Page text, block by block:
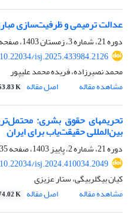
عدالت ترمیمی و ظرفیت‌سازی
دوره 21، شماره 3، زمستان 1403، صفحه
10.22034/isj.2025.433984.2126
محمد نصیرزاده، فریده محمد علیپور
مشاهده مقاله
اصل مقاله K
تحریمهای حقوق بشری:
بین‌المللی حقیقت‌یاب برای ایران
دوره 21، شماره 2، پاییز 1403، صفحه
35-55
10.22034/isj.2024.410034.2049
کیان بیگلربیگی، ستار عزیزی
مشاهده مقاله
اصل مقاله K